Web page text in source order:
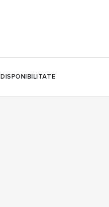
DISPONIBILITATE